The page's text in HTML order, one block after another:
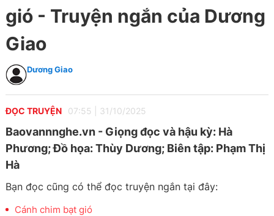
gió - Truyện ngắn của Dương
Giao
Dương Giao
ĐỌC TRUYỆN 07:55 31/10/2025
Baovannnghe.vn - Giọng đọc và hậu kỳ: Hà
Phương; Đồ họa: Thùy Dương; Biên tập: Phạm Thị
Hà
Bạn đọc cũng có thể đọc truyện ngắn tại đây:
Cánh chim bạt gió